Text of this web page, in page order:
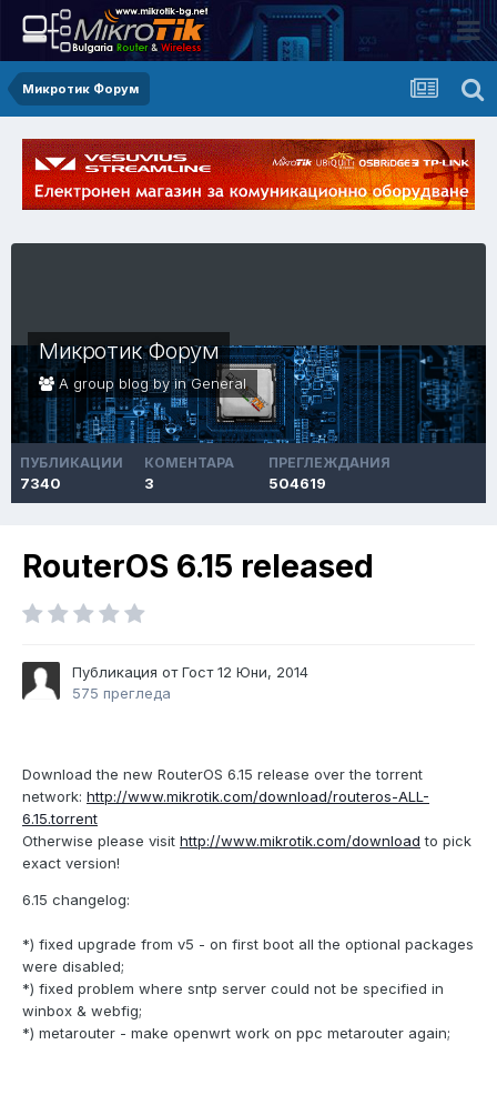
Микротик Форум
Микротик Форум
A group blog by inGeneral
ПУБЛИКАЦИИ
7340
КОМЕНТАРА
3
ПРЕГЛЕЖДАНИЯ
504619
RouterOS 6.15 released
Публикация от Гост12 Юни, 2014
575 прегледа
Download the new RouterOS 6.15 release over the torrent
network: http://www.mikrotik.com/download/routeros-ALL-
6.15.torrent
Otherwise please visit http://www.mikrotik.com/download to pick
exact version!
6.15 changelog:
*) fixed upgrade from v5 - on first boot all the optional packages
were disabled;
*) fixed problem where sntp server could not be specified in
winbox & webfig;
*) metarouter - make openwrt work on ppc metarouter again;